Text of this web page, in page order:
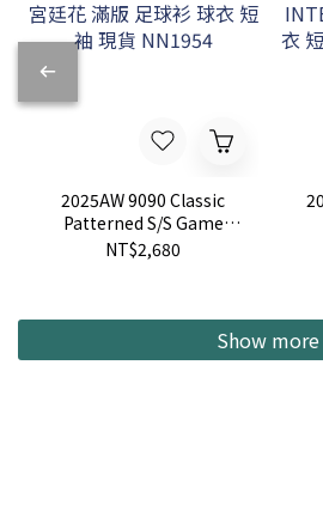
2025AW 9090 Classic
Patterned S/S Game
Shirt 宮廷花 滿版 足球衫
NT$2,680
Show more